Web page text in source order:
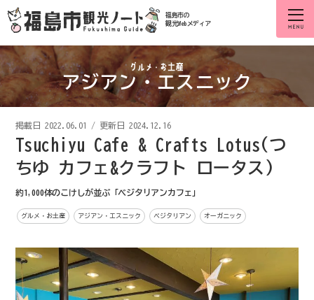
福島市の
観光Webメディア
アジアン・エスニック
掲載日 2022.06.01 / 更新日 2024.12.16
Tsuchiyu Cafe & Crafts Lotus(つ
ちゆ カフェ&クラフト ロータス)
約1,000体のこけしが並ぶ「ベジタリアンカフェ」
グルメ・お土産 アジアン・エスニック ベジタリアン オーガニック